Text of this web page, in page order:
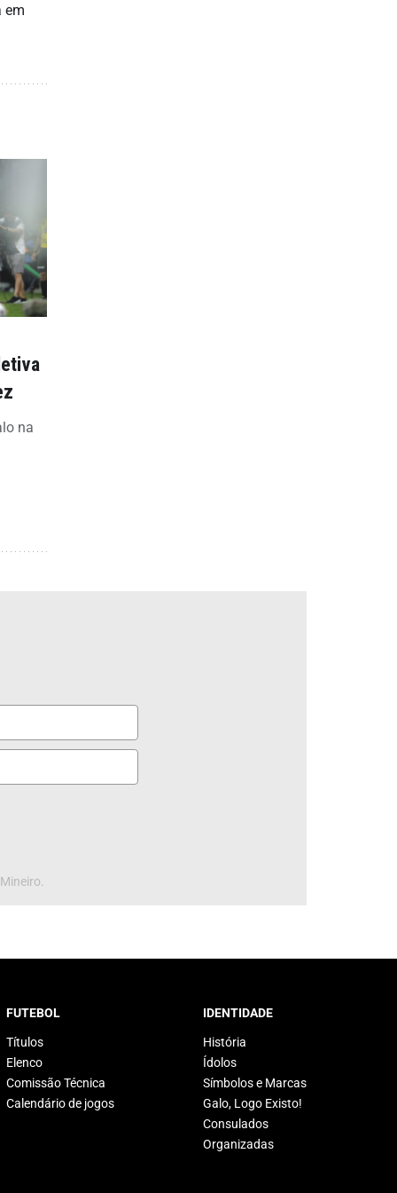
em
na
FUTEBOL
Títulos
Elenco
Comissão Técnica
Calendário de jogos
IDENTIDADE
História
Ídolos
Símbolos e Marcas
Galo, Logo Existo!
Consulados
Organizadas